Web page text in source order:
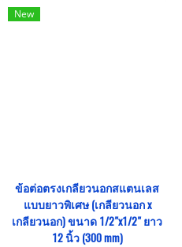
New
ข้อต่อตรงเกลียวนอกสแตนเลส
แบบยาวพิเศษ (เกลียวนอก x
เกลียวนอก) ขนาด 1/2"x1/2" ยาว
12 นิ้ว (300 mm)